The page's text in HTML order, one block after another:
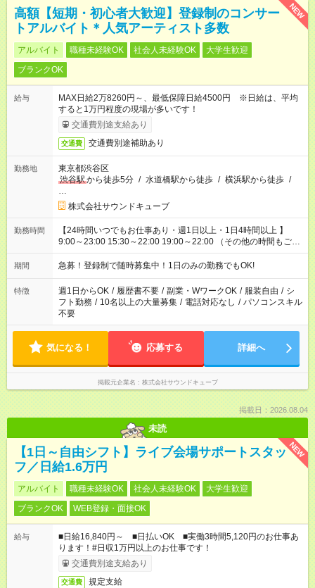
NEW
高額【短期・初心者大歓迎】登録制のコンサー
トアルバイト＊人気アーティスト多数
アルバイト 職種未経験OK 社会人未経験OK
大学生歓迎
ブランクOK
給与
MAX日給2万8260円～、最低保障日給4500円 ※日給は、平均
すると1万円程度の現場が多いです！
交通費別途支給あり
交通費 交通費別途補助あり
勤務地
東京都渋谷区
渋谷駅から徒歩5分 / 水道橋駅から徒歩 / 横浜駅から徒歩 /
…
株式会社サウンドキューブ
勤務時間
【24時間いつでもお仕事あり・週1日以上・1日4時間以上 】
9:00～23:00 15:30～22:00 19:00～22:00 （その他の時間もござ
います！） 19:00～23:30 21:00～翌5:00 etc... ☆上記シフトは
一例です。現場により、時間が異なります！ ☆イベントが早く
期間 急募！登録制で随時募集中！1日のみの勤務でもOK!
特徴 週1日からOK / 履歴書不要 / 副業・WワークOK / 服装自由 / シ
フト勤務 / 10名以上の大量募集 / 電話対応なし / パソコンスキル
不要
気になる！ 応募する 詳細へ
掲載元企業名 株式会社サウンドキューブ
掲載日：2026.08.04
未読
NEW
【1日～自由シフト】ライブ会場サポートスタッ
フ／日給1.6万円
アルバイト 職種未経験OK 社会人未経験OK
大学生歓迎
ブランクOK
WEB登録・面接OK
給与
■日給16,840円～ ■日払いOK ■実働3時間5,120円のお仕事あ
ります！#日収1万円以上のお仕事です！
交通費別途支給あり
交通費 規定支給